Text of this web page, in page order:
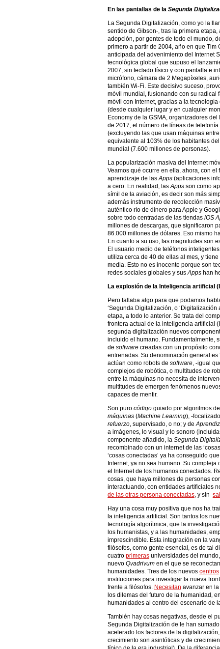
En las pantallas de la Segunda
La Segunda Digitalización, como yo la
sentido de Gibson-, tras la primera
adopción, por gentes de todo el mundo,
primero a partir de 2004, año en que Tim
anticipada del advenimiento del Internet
tecnológica global que supuso el
2007, sin teclado físico y con pantalla e
micrófono, cámara de 2 Megapíxeles,
también Wi-Fi. Este decisivo suceso,
móvil mundial, fusionando con su
móvil con Internet, gracias a la
(desde cualquier lugar y en cualquier
Economy de la GSMA, organizadores
de 2017, el número de líneas de
(excluyendo las que usan máquinas
equivalente al 103% de los habitantes
mundial (7.600 millones de personas).
La popularización masiva del Internet
Veamos qué ocurre en ella, ahora, con
aprendizaje de lasApps (aplicaciones
a cero. En realidad, lasApps son como
símil de la aviación, es decir son más
además instrumento de recolección
auténtico río de dinero para Apple y
sobre todo centradas de las tiendas iOS
millones de descargas, que significaron
86.000 millones de dólares. Eso mismo
En cuanto a su uso, las magnitudes son
El usuario medio de teléfonos
utiliza cerca de 40 de ellas al mes, y
media. Esto no es inocente porque son
redes sociales globales y susApps han
La explosión de la Inteligencia artificial
Pero faltaba algo para que podamos
‘Segunda Digitalización, o
etapa, a todo lo anterior. Se trata del
frontera actual de la inteligencia artificial
segunda digitalización nuevos
incluido el humano. Fundamentalmente,
de software creadas con un propósito
entrenadas. Su denominación general es
actúan como robots de software, -igual
complejos de robótica, o multitudes de
entre la máquinas no necesita de
multitudes de emergen fenómenos
capaces de mentir.
Son puro código guiado por algoritmos
máquinas (Machine Learning), -
refuerzo, supervisado, o no; y de
a imágenes, lo visual y lo sonoro
componente añadido, la Segunda
recombinado con un internet de las
‘cosas conectadas’ ya ha conseguido
Internet, ya no sea humano. Su
el Internet de los humanos conectados.
cosas, que haya millones de personas
interactuando, con entidades artificiales
de las otras persona conectadas, y sin
Hay una cosa muy positiva que nos ha
la inteligencia artificial. Son tantos los
tecnología algorítmica, que la
los humanistas, y a las humanidades,
imprescindible. Esta integración en la
filósofos, como gente esencial, es de tal
cuatro primeras universidades del
nuevo Qvadrivum en el que se
humanidades. Tres de los nuevos centros
instituciones para investigar la nueva
frente a filósofos. Necesitan avanzar en la
los dilemas del futuro de la humanidad,
humanidades al centro del escenario de
También hay cosas negativas, desde el
Segunda Digitalización de le han
acelerado los factores de la
crecimiento son asintóticas y de